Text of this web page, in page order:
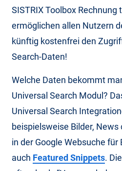
SISTRIX Toolbox Rechnung
ermöglichen allen Nutzern
künftig kostenfrei den
Search-Daten!
Welche Daten bekommt
Universal Search Modul?
Universal Search
beispielsweise Bilder,
in der Google Websuche für
auch Featured Snippets.